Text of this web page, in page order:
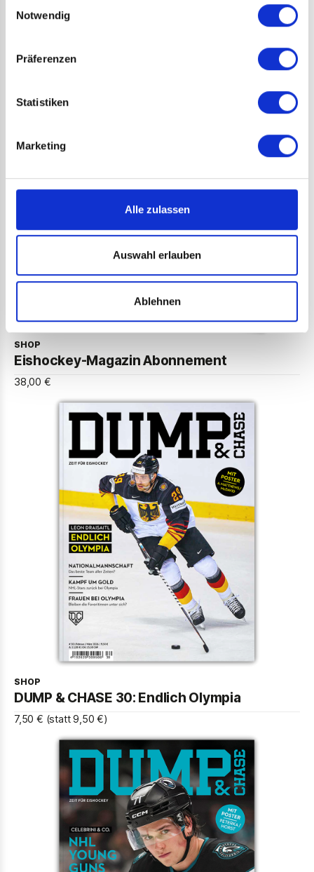
Notwendig
Präferenzen
Statistiken
Marketing
Alle zulassen
Auswahl erlauben
Ablehnen
DUMP & CHASE 31: NHL-Dynastien
SHOP
Eishockey-Magazin Abonnement
38,00 €
SHOP
DUMP & CHASE 30: Endlich Olympia
7,50 € (statt 9,50 €)